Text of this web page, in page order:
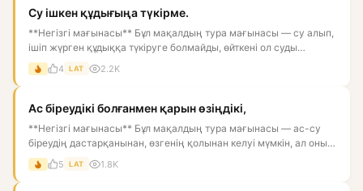
Су ішкен құдығыңа түкірме.
**Негізгі мағынасы** Бұл мақалдың тура мағынасы — су алып,
ішіп жүрген құдыққа түкіруге болмайды, өйткені ол суды
ластай...
4 LAT 2.2K
Ас біреудікі болғанмен қарын өзіңдікі,
**Негізгі мағынасы** Бұл мақалдың тура мағынасы — ас-су
біреудің дастарқанынан, өзгенің қолынан келуі мүмкін, ал оны
қор...
5 LAT 1.8K